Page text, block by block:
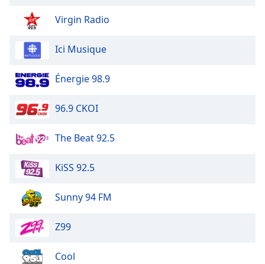
Virgin Radio
Ici Musique
Énergie 98.9
96.9 CKOI
The Beat 92.5
KiSS 92.5
Sunny 94 FM
Z99
Cool